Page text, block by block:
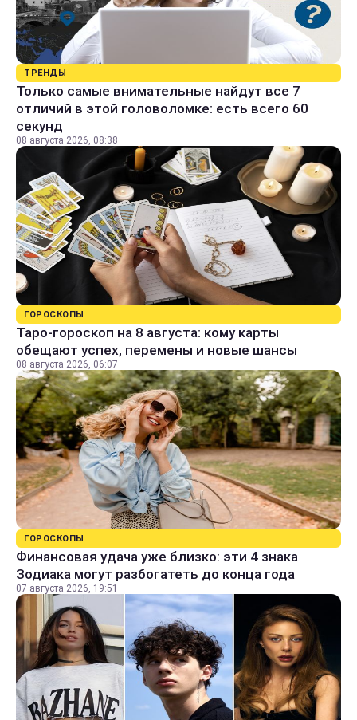
ТРЕНДЫ
Только самые внимательные найдут все 7
отличий в этой головоломке: есть всего 60
секунд
08 августа 2026, 08:38
ГОРОСКОПЫ
Таро-гороскоп на 8 августа: кому карты
обещают успех, перемены и новые шансы
08 августа 2026, 06:07
ГОРОСКОПЫ
Финансовая удача уже близко: эти 4 знака
Зодиака могут разбогатеть до конца года
07 августа 2026, 19:51